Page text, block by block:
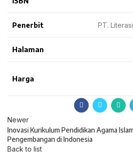
Penerbit PT.
Halaman
Harga
Newer
Inovasi Kurikulum Pendidikan Agama
Pengembangan di Indonesia
Back to list